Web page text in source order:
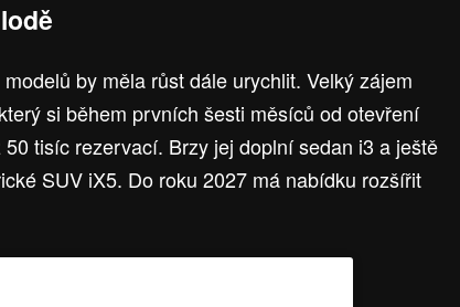
by měla růst dále urychlit. Velký zájem
si během prvních šesti měsíců od otevření
tisíc rezervací. Brzy jej doplní sedan i3 a ještě
SUV iX5. Do roku 2027 má nabídku rozšířit